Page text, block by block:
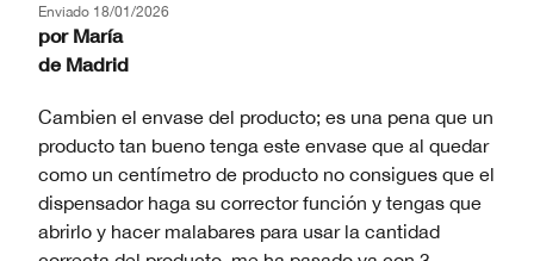
Enviado 18/01/2026
por María
de Madrid
Cambien el envase del producto; es una pena que un
producto tan bueno tenga este envase que al quedar
como un centímetro de producto no consigues que el
dispensador haga su corrector función y tengas que
abrirlo y hacer malabares para usar la cantidad